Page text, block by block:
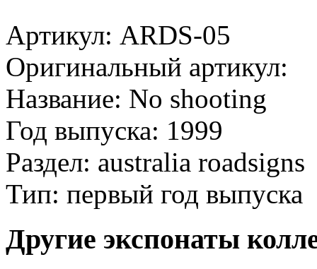
Артикул: ARDS-05
Оригинальный артикул:
Название: No shooting
Год выпуска: 1999
Раздел: australia roadsigns
Тип: первый год выпуска
Другие экспонаты